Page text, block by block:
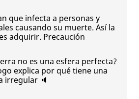
que infecta a personas y
causando su muerte. Así la
adquirir. Precaución
no es una esfera perfecta?
explica por qué tiene una
irregular 🔈